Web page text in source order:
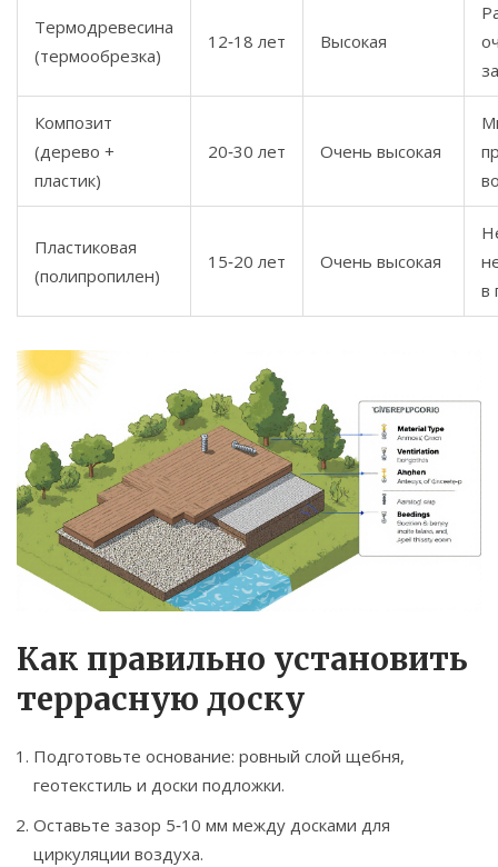
Термодревесина
(термообрезка)
12‑18 лет Высокая
Композит
(дерево +
пластик)
20‑30 лет Очень высокая
Пластиковая
(полипропилен)
15‑20 лет Очень высокая
в
Как правильно установить
террасную доску
Подготовьте основание: ровный слой щебня,
геотекстиль и доски подложки.
Оставьте зазор 5‑10 мм между досками для
циркуляции воздуха.